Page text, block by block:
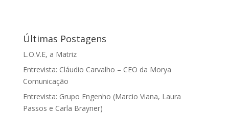
Últimas Postagens
L.O.V.E, a Matriz
Entrevista: Cláudio Carvalho – CEO da Morya
Comunicação
Entrevista: Grupo Engenho (Marcio Viana, Laura
Passos e Carla Brayner)